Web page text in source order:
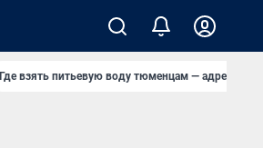
Где взять питьевую воду тюменцам — адреса